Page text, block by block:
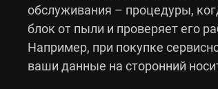
обслуживания – процедуры,
блок от пыли и проверяет его
Например, при покупке
ваши данные на сторонний